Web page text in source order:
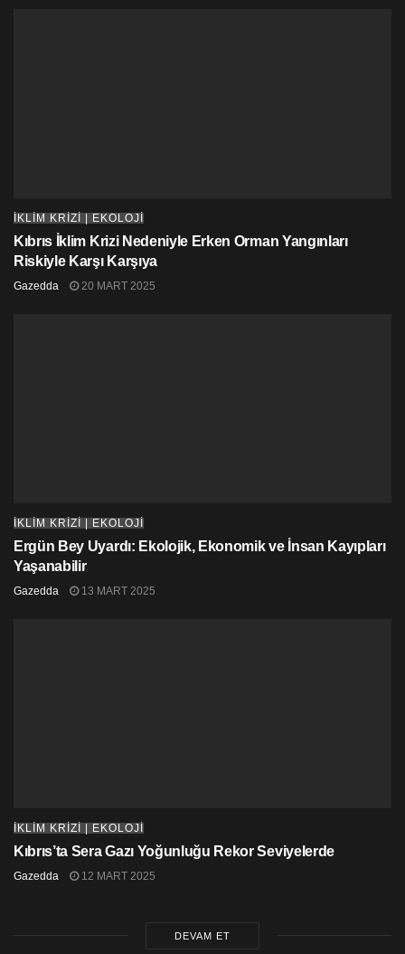
İKLİM KRİZİ | EKOLOJİ
Kıbrıs İklim Krizi Nedeniyle Erken Orman Yangınları
Riskiyle Karşı Karşıya
Gazedda 20 MART 2025
İKLİM KRİZİ | EKOLOJİ
Ergün Bey Uyardı: Ekolojik, Ekonomik ve İnsan Kayıpları
Yaşanabilir
Gazedda 13 MART 2025
İKLİM KRİZİ | EKOLOJİ
Kıbrıs’ta Sera Gazı Yoğunluğu Rekor Seviyelerde
Gazedda 12 MART 2025
DEVAM ET